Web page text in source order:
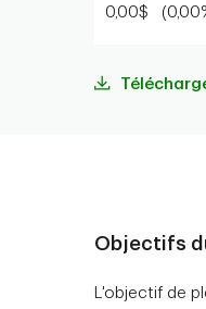
0,00$
Objectifs
L'objectif de